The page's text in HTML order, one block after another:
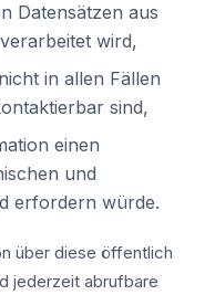
Datensätzen aus
wird,
in allen Fällen
sind,
einen
und
erfordern würde.
über diese öffentlich
jederzeit abrufbare